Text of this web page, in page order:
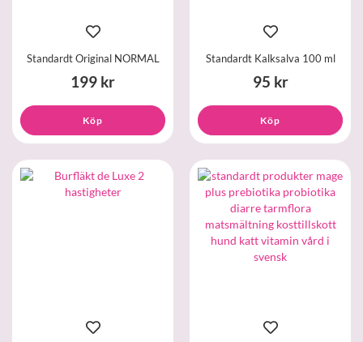
Standardt Original NORMAL
199 kr
Köp
Standardt Kalksalva 100 ml
95 kr
Köp